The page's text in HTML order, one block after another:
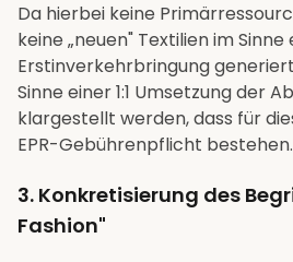
Da hierbei keine
keine „neuen" Textilien im Sinne
Erstinverkehrbringung
Sinne einer 1:1 Umsetzung der
klargestellt werden, dass für
EPR-Gebührenpflicht bestehen.
3. Konkretisierung des
Fashion"